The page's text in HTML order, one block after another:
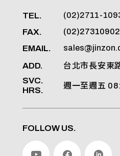
TEL. (02)2711-
FAX.
EMAIL.
ADD. 台北市長安東
SVC.
HRS.
週一至週五
FOLLOW US.